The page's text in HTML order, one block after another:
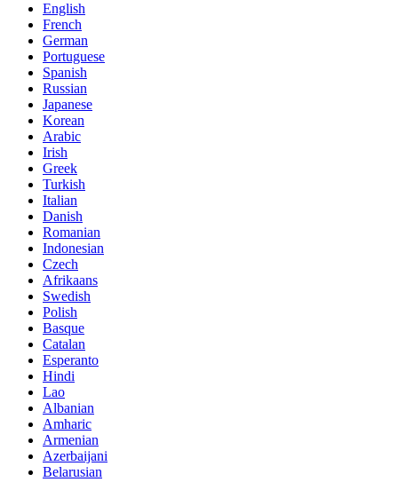
English
French
German
Portuguese
Spanish
Russian
Japanese
Korean
Arabic
Irish
Greek
Turkish
Italian
Danish
Romanian
Indonesian
Czech
Afrikaans
Swedish
Polish
Basque
Catalan
Esperanto
Hindi
Lao
Albanian
Amharic
Armenian
Azerbaijani
Belarusian